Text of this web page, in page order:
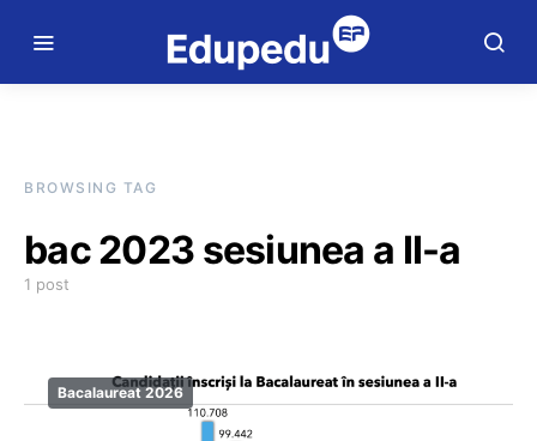
BROWSING TAG
bac 2023 sesiunea a II-a
1 post
Bacalaureat 2026